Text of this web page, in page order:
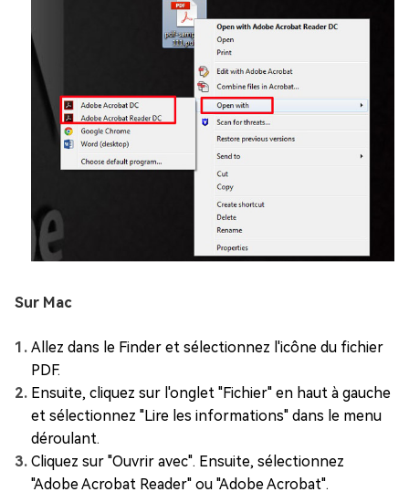
Sur Mac
Allez dans le Finder et sélectionnez l'icône du fichier
PDF.
Ensuite, cliquez sur l'onglet "Fichier" en haut à gauche
et sélectionnez "Lire les informations" dans le menu
déroulant.
Cliquez sur "Ouvrir avec". Ensuite, sélectionnez
"Adobe Acrobat Reader" ou "Adobe Acrobat".